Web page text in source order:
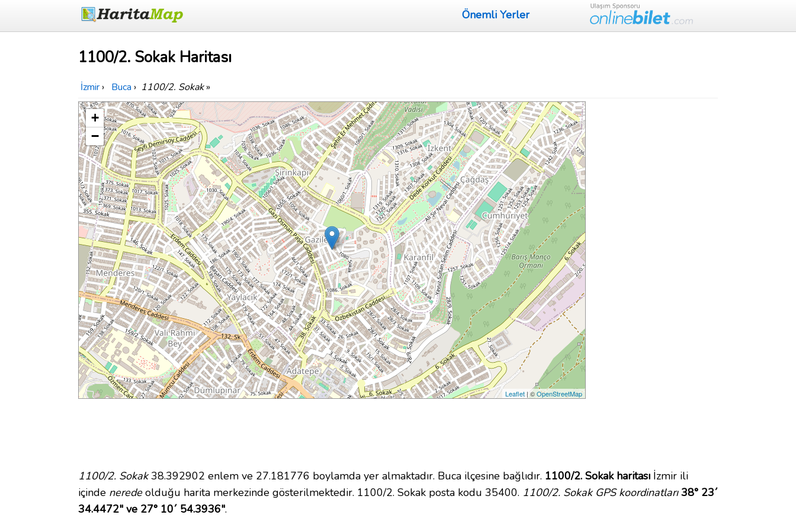
Önemli Yerler
1100/2. Sokak Haritası
İzmir › Buca › 1100/2. Sokak»
+
−
Leaflet | ©OpenStreetMap
1100/2. Sokak38.392902 enlem ve 27.181776 boylamda yer almaktadır. Buca ilçesine bağlıdır. 1100/2. Sokak haritası İzmir ili
içinde neredeolduğu harita merkezinde gösterilmektedir. 1100/2. Sokak posta kodu 35400. 1100/2. Sokak GPS koordinatları 38° 23´
34.4472" ve 27° 10´ 54.3936".